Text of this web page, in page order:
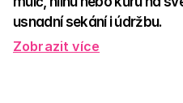
usnadní sekání i údržbu.
V devíti odstínech – přírodní,
Zobrazit více